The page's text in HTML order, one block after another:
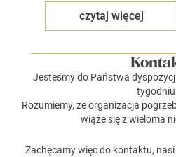
czytaj więcej
Jesteśmy do Państwa
Rozumiemy, że organizacja
wiąże się z wieloma
Zachęcamy więc do kontaktu,